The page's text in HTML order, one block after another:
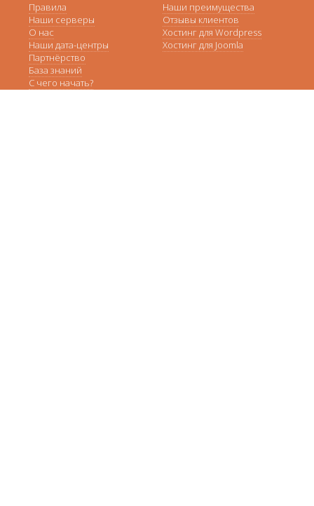
Правила
Наши серверы
О нас
Наши дата-центры
Партнёрство
База знаний
С чего начать?
Наши преимущества
Отзывы клиентов
Хостинг для Wordpress
Хостинг для Joomla